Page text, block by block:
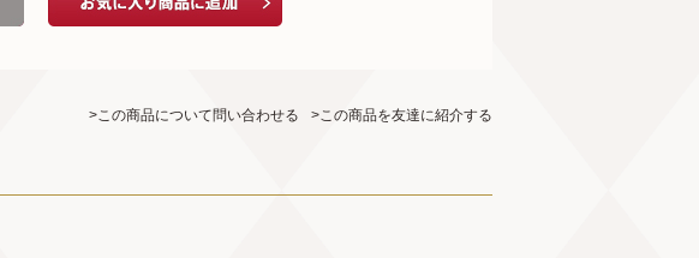
>この商品について問い合わせる >この商品を友達に紹介する